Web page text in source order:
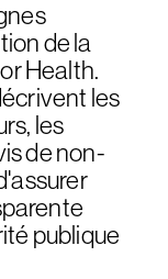
de la
Health.
les
les
de non-
publique